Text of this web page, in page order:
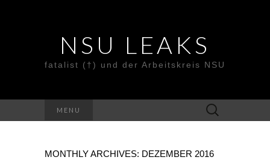
NSU LEAKS
fatalist (†) und der Arbeitskreis NSU
MENU
Suche
nach:
MONTHLY ARCHIVES: DEZEMBER 2016